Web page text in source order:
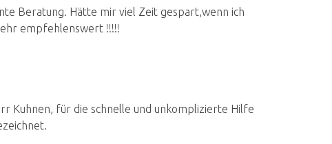
Beratung. Hätte mir viel Zeit gespart,wenn ich
empfehlenswert !!!!!
Kuhnen, für die schnelle und unkomplizierte Hilfe